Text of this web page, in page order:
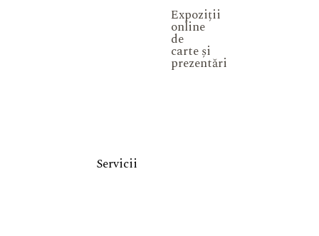
Expoziții
online
de
carte și
prezentări
Servicii